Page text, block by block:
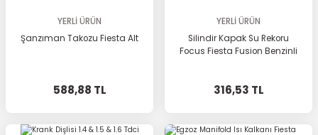
YERLİ ÜRÜN
Şanzıman Takozu Fiesta Alt
588,88 TL
YERLİ ÜRÜN
Silindir Kapak Su Rekoru
Focus Fiesta Fusion Benzinli
316,53 TL